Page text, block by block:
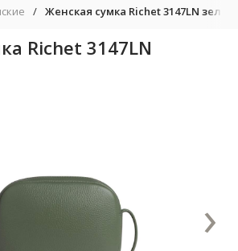
/ Женская сумка Richet 3147LN
Richet 3147LN
›